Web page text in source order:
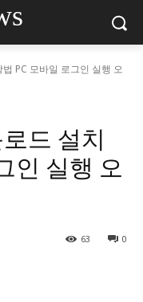
PC 모바일 로그인 실행 오
드 설치
인 실행 오
0
63